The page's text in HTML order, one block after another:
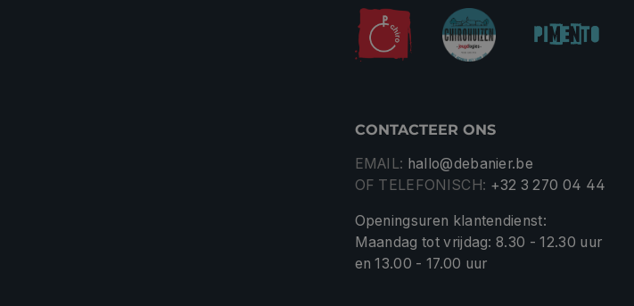
CONTACTEER ONS
EMAIL: hallo@debanier.be
OF TELEFONISCH: +32 3 270 04 44
Openingsuren klantendienst:
Maandag tot vrijdag: 8.30 - 12.30 uur
en 13.00 - 17.00 uur